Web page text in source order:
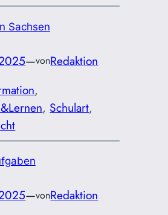
Sachsen
—vonRedaktion
, Schulart
—vonRedaktion